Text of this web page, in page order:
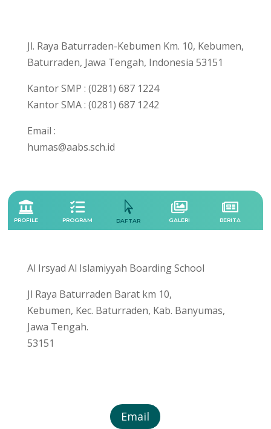
Jl. Raya Baturraden-Kebumen Km. 10, Kebumen,
Baturraden, Jawa Tengah, Indonesia 53151
Kantor SMP : (0281) 687 1224
Kantor SMA : (0281) 687 1242
Email :
humas@aabs.sch.id

PROFILE

PROGRAM

DAFTAR

GALERI

BERITA
Al Irsyad Al Islamiyyah Boarding School
Jl Raya Baturraden Barat km 10,
Kebumen, Kec. Baturraden, Kab. Banyumas,
Jawa Tengah.
53151
Email